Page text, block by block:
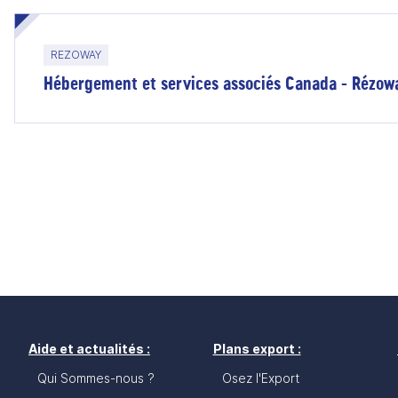
REZOWAY
Hébergement et services associés Canada -
Aide et actualités :
Qui Sommes-nous ?
Plans export :
Osez l'Export